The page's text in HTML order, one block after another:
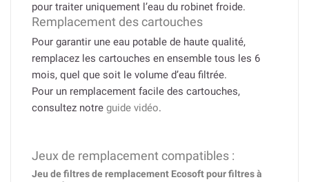
pour traiter uniquement l’eau du robinet froide.
Remplacement des cartouches
Pour garantir une eau potable de haute qualité,
remplacez les cartouches en ensemble tous les 6
mois, quel que soit le volume d’eau filtrée.
Pour un remplacement facile des cartouches,
consultez notre guide vidéo.
Jeux de remplacement compatibles :
Jeu de filtres de remplacement Ecosoft pour filtres à